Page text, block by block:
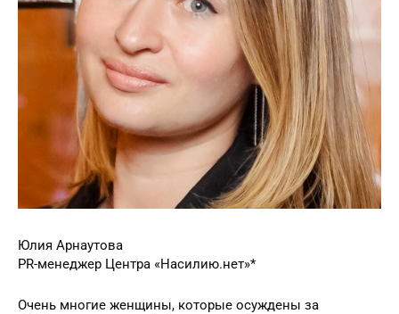
Юлия Арнаутова
PR-менеджер Центра «Насилию.нет»*
Очень многие женщины, которые осуждены за